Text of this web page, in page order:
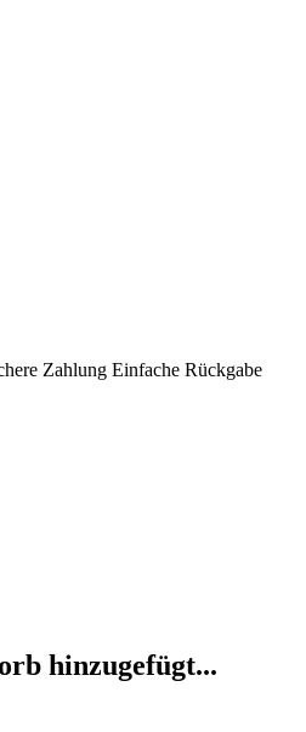
Zahlung Einfache Rückgabe
hinzugefügt...